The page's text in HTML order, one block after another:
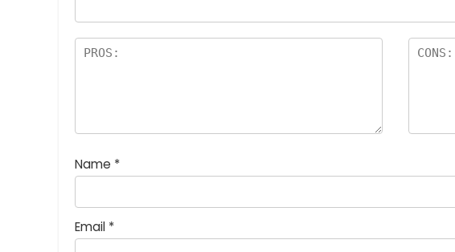
価
Name *
Email *